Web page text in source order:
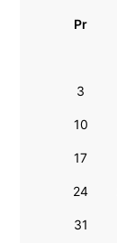
Pr
3
10
17
24
31